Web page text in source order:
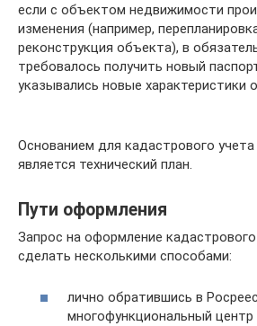
если с объектом недвижимости
изменения (например,
реконструкция объекта), в
требовалось получить новый
указывались новые характеристики
Основанием для кадастрового
является технический план.
Пути оформления
Запрос на оформление
сделать несколькими способами:
лично обратившись в
многофункциональный центр